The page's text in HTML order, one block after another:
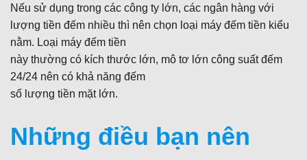
Nếu sử dụng trong các công ty lớn, các ngân hàng với
lượng tiền đếm nhiều thì nên chọn loại máy đếm tiền kiểu
nằm. Loại máy đếm tiền
này thường có kích thước lớn, mô tơ lớn công suất đếm
24/24 nên có khả năng đếm
số lượng tiền mặt lớn.
Những điều bạn nên